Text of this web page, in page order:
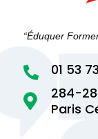
“Éduquer


284-
Paris
01 53